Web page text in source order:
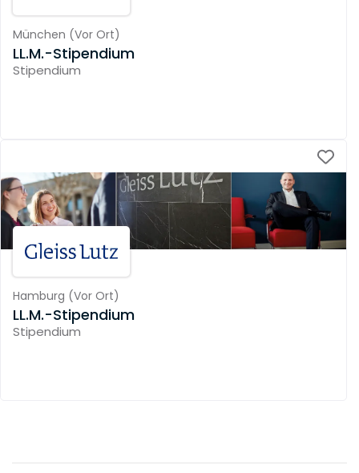
München (Vor Ort)
LL.M.-Stipendium
Stipendium
Hamburg (Vor Ort)
LL.M.-Stipendium
Stipendium